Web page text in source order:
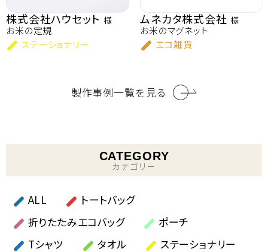
株式会社ハウセット 様
お米の定規
ステーショナリー
ムネカタ株式会社 様
お米のマグネット
エコ雑貨
製作事例一覧を見る
CATEGORY
カテゴリー
ALL
トートバッグ
折りたたみエコバッグ
ポーチ
Tシャツ
タオル
ステーショナリー